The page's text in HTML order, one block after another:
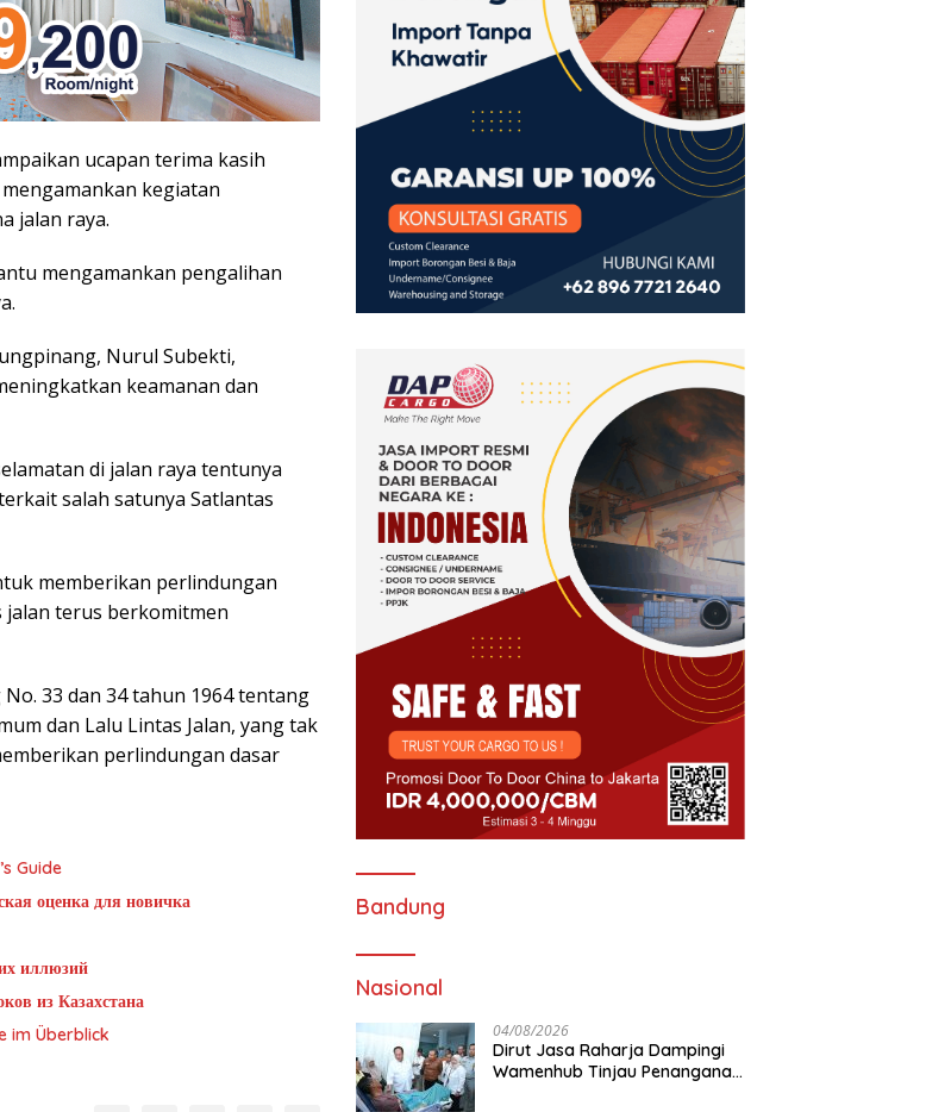
ucapan terima kasih
kegiatan
jalan raya.
mengamankan pengalihan
Nurul Subekti,
keamanan dan
di jalan raya tentunya
salah satunya Satlantas
memberikan perlindungan
jalan terus berkomitmen
33 dan 34 tahun 1964 tentang
dan Lalu Lintas Jalan, yang tak
perlindungan dasar
Guide
оценка для новичка
иллюзий
из Казахстана
im Überblick
Bandung
Nasional
04/08/2026
Dirut Jasa Raharja Dampingi
Wamenhub Tinjau Penanganan